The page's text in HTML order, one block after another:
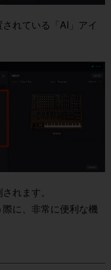
れている「AI」アイ
れます。
に、非常に便利な機